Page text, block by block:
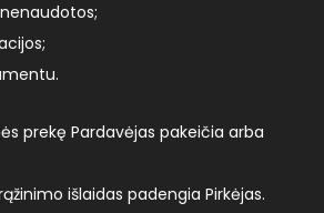
prekę Pardavėjas pakeičia arba
išlaidas padengia Pirkėjas.